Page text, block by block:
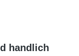
handlich